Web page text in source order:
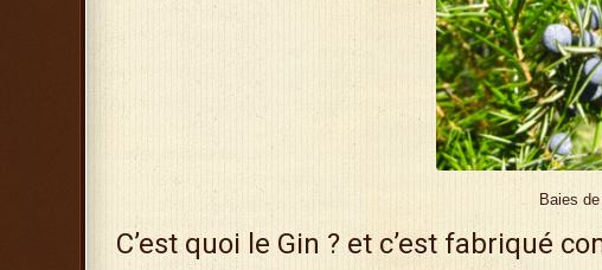
Baies
C’est quoi le Gin ? et c’est fabriqué